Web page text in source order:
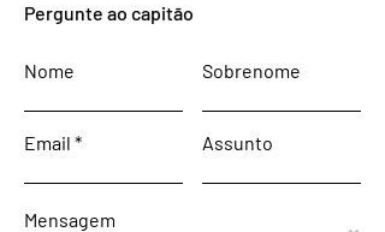
Pergunte ao capitão
Nome Sobrenome
Email Assunto
Mensagem